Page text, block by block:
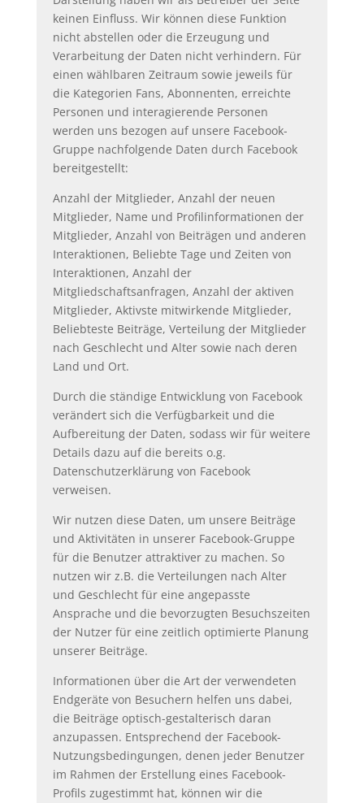
keinen Einfluss. Wir können diese Funktion
nicht abstellen oder die Erzeugung und
Verarbeitung der Daten nicht verhindern. Für
einen wählbaren Zeitraum sowie jeweils für
die Kategorien Fans, Abonnenten, erreichte
Personen und interagierende Personen
werden uns bezogen auf unsere Facebook-
Gruppe nachfolgende Daten durch Facebook
bereitgestellt:
Anzahl der Mitglieder, Anzahl der neuen
Mitglieder, Name und Profilinformationen der
Mitglieder, Anzahl von Beiträgen und anderen
Interaktionen, Beliebte Tage und Zeiten von
Interaktionen, Anzahl der
Mitgliedschaftsanfragen, Anzahl der aktiven
Mitglieder, Aktivste mitwirkende Mitglieder,
Beliebteste Beiträge, Verteilung der Mitglieder
nach Geschlecht und Alter sowie nach deren
Land und Ort.
Durch die ständige Entwicklung von Facebook
verändert sich die Verfügbarkeit und die
Aufbereitung der Daten, sodass wir für weitere
Details dazu auf die bereits o.g.
Datenschutzerklärung von Facebook
verweisen.
Wir nutzen diese Daten, um unsere Beiträge
und Aktivitäten in unserer Facebook-Gruppe
für die Benutzer attraktiver zu machen. So
nutzen wir z.B. die Verteilungen nach Alter
und Geschlecht für eine angepasste
Ansprache und die bevorzugten Besuchszeiten
der Nutzer für eine zeitlich optimierte Planung
unserer Beiträge.
Informationen über die Art der verwendeten
Endgeräte von Besuchern helfen uns dabei,
die Beiträge optisch-gestalterisch daran
anzupassen. Entsprechend der Facebook-
Nutzungsbedingungen, denen jeder Benutzer
im Rahmen der Erstellung eines Facebook-
Profils zugestimmt hat, können wir die